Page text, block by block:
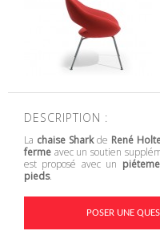
DESCRIPTION :
La chaise Sharkde René
ferme avec un soutien
est proposé avec un
pieds.
POSER UNE